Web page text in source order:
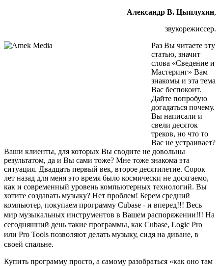
Александр В. Цыплухин,
звукорежиссер.
Раз Вы читаете эту
статью, значит
слова «Сведение и
Мастеринг» Вам
знакомы и эта тема
Вас беспокоит.
Дайте попробую
догадаться почему.
Вы написали и
свели десяток
треков, но что то
Вас не устраивает?
Ваши клиенты, для которых Вы сводите не довольны
результатом, да и Вы сами тоже? Мне тоже знакома эта
ситуация. Двадцать первый век, второе десятилетие. Сорок
лет назад для меня это время было космически не досягаемо,
как и современный уровень компьютерных технологий. Вы
хотите создавать музыку? Нет проблем! Берем средний
компьютер, покупаем программу Cubase - и вперед!!! Весь
мир музыкальных инструментов в Вашем распоряжении!!! На
сегодняшний день такие программы, как Cubase, Logic Pro
или Pro Tools позволяют делать музыку, сидя на диване, в
своей спальне.
Купить программу просто, а самому разобраться «как оно там